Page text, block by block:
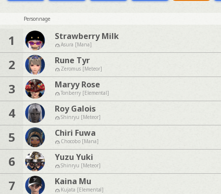
Personnage
1 Strawberry Milk
Asura [Mana]
2 Rune Tyr
Zeromus [Meteor]
3 Maryy Rose
Tonberry [Elemental]
4 Roy Galois
Shinryu [Meteor]
5 Chiri Fuwa
Chocobo [Mana]
6 Yuzu Yuki
Shinryu [Meteor]
7 Kaina Mu
Kujata [Elemental]